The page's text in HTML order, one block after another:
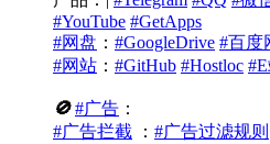
#YouTube #GetApps
#网盘 ： #GoogleDrive #百度
#网站 ： #GitHub #Hostloc
🚫 #广告 ：
#广告拦截 ： #广告过滤规则